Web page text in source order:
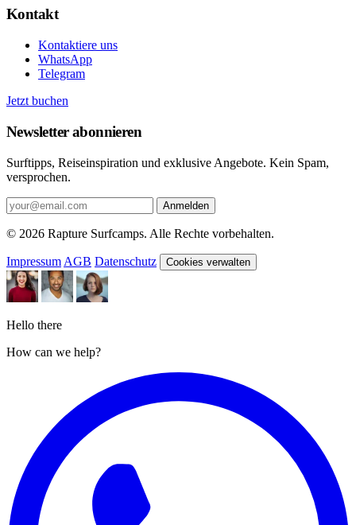
Kontakt
Kontaktiere uns
WhatsApp
Telegram
Jetzt buchen
Newsletter abonnieren
Surftipps, Reiseinspiration und exklusive Angebote. Kein Spam,
versprochen.
Anmelden
© 2026 Rapture Surfcamps. Alle Rechte vorbehalten.
Impressum AGB Datenschutz Cookies verwalten
Hello there
How can we help?